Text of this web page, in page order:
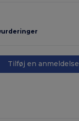
Tilføj en anmeldelse